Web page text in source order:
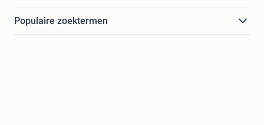
Populaire zoektermen